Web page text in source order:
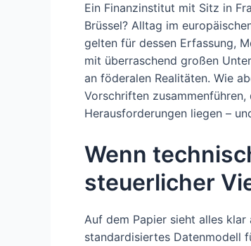
Ein Finanzinstitut mit Sitz in
Brüssel? Alltag im
gelten für dessen Erfassung,
mit überraschend großen
an föderalen Realitäten. Wie
Vorschriften
Herausforderungen liegen –
Wenn
steuerlicher
Auf dem Papier sieht alles
standardisiertes Datenmodell